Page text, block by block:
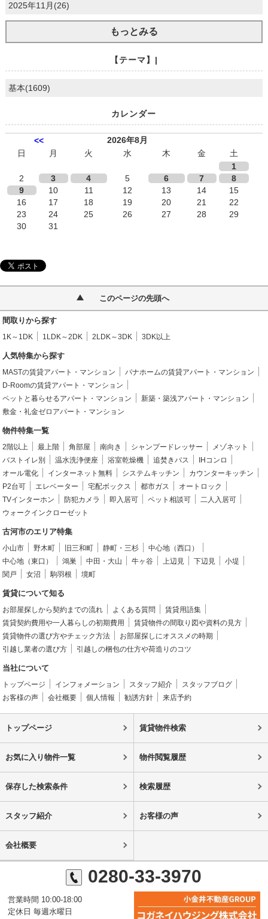
2025年11月(26)
もっとみる
【テーマ】|
基本(1609)
カレンダー
<<
2026年8月
日
月 火 水 木 金
土
1
2
3 4 5 6 7
8
9
10 11 12 13 14
15
16
17 18 19 20 21
22
23
24 25 26 27 28
29
30
31
このページの先頭へ
間取りから探す
1K～1DK 1LDK～2DK 2LDK～3DK 3DK以上
人気特集から探す
MASTの賃貸アパート・マンション
パナホームの賃貸アパート・マンション
D-Roomの賃貸アパート・マンション
ペットと暮らせるアパート・マンション
新築・築浅アパート・マンション
敷金・礼金ゼロアパート・マンション
物件特集一覧
2階以上 最上階 角部屋 南向き シャンプードレッサー
メゾネット
バストイレ別
温水洗浄便座 浴室乾燥機 追焚きバス
IHコンロ
オール電化
インターネット無料 システムキッチン
カウンターキッチン
P2台可
エレベーター 宅配ボックス 都市ガス
オートロック
TVインターホン
防犯カメラ 即入居可 ペット相談可
二人入居可
ウォークインクローゼット
古河市のエリア特集
小山市 野木町 旧三和町 静町・三杉
中心地（西口）
中心地（東口）
鴻巣 中田・大山 牛ヶ谷 上辺見 下辺見
小堤
関戸
女沼 駒羽根 境町
賃貸について知る
お部屋探しから契約までの流れ よくある質問
賃貸用語集
賃貸契約費用や一人暮らしの初期費用
賃貸物件の間取り図や資料の見方
賃貸物件の選び方やチェック方法
お部屋探しにオススメの時期
引越し業者の選び方
引越しの梱包の仕方や荷造りのコツ
当社について
トップページ インフォメーション スタッフ紹介
スタッフブログ
お客様の声
会社概要 個人情報 勧誘方針 来店予約
トップページ 賃貸物件検索
お気に入り物件一覧 物件閲覧履歴
保存した検索条件 検索履歴
スタッフ紹介 お客様の声
会社概要
0280-33-3970
営業時間 10:00-18:00
定休日 毎週水曜日